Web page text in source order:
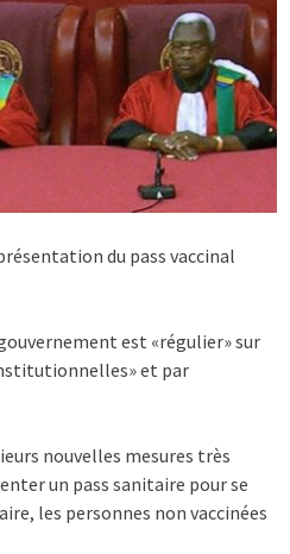
du pass vaccinal
est «régulier» sur
et par
nouvelles mesures très
un pass sanitaire pour se
les personnes non vaccinées